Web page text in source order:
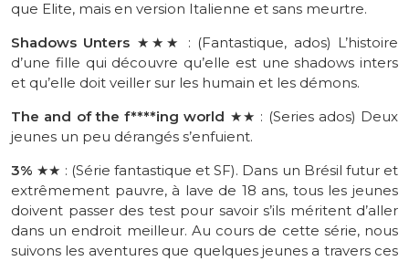
que Elite, mais en version Italienne et sans meurtre.
Shadows Unters ★★★ : (Fantastique, ados) L’histoire
d’une fille qui découvre qu’elle est une shadows inters
et qu’elle doit veiller sur les humain et les démons.
The and ofthe f****ing world ★★ : (Seriesados) Deux
jeunes un peu dérangés s’enfuient.
3% ★★ : (Série fantastique et SF). Dans un Brésil futur et
extrêmement pauvre, à lave de 18 ans, tous les jeunes
doivent passer des testpour savoir s’ils méritent d’aller
dans un endroit meilleur. Au cours de cette série, nous
suivons les aventures que quelques jeunes a travers ces